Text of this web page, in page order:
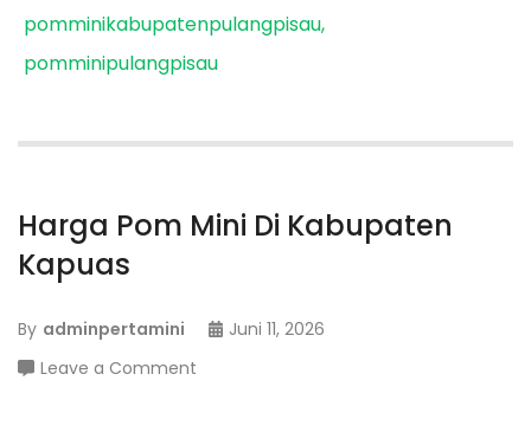
pomminikabupatenpulangpisau
pomminipulangpisau
Harga Pom Mini Di Kabupaten
Kapuas
By adminpertamini
Juni 11, 2026
Leave a Comment